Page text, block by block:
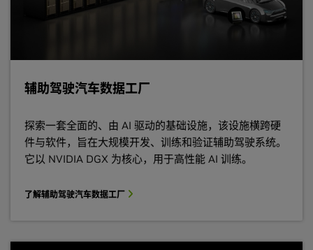
辅助驾驶汽车数据工厂
探索一套全面的、由 AI 驱动的基础设施，该设施横跨硬
件与软件，旨在大规模开发、训练和验证辅助驾驶系统。
它以 NVIDIA DGX 为核心，用于高性能 AI 训练。
了解辅助驾驶汽车数据工厂